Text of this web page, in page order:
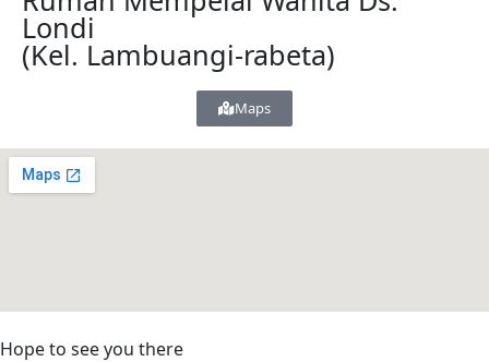
Londi
(Kel. Lambuangi-rabeta)
Maps
Hope to see you there